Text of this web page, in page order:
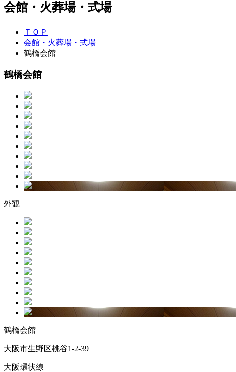
会館・火葬場・式場
ＴＯＰ
会館・火葬場・式場
鶴橋会館
鶴橋会館
外観
鶴橋会館
大阪市生野区桃谷1-2-39
大阪環状線